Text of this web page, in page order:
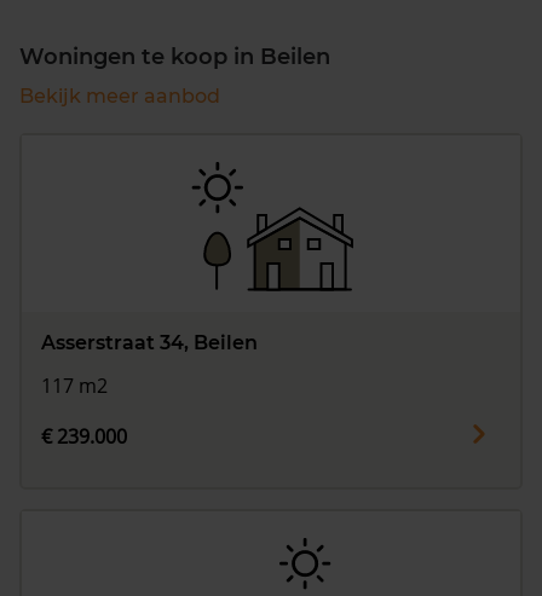
Woningen te koop in Beilen
Bekijk meer aanbod
Asserstraat 34, Beilen
117 m2
€ 239.000